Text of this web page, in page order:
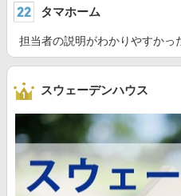
タマホーム
担当者の説明がわかりやすかっ
スウェーデンハウス